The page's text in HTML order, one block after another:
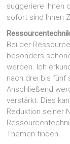
suggeriere Ihnen
sofort sind Ihnen
Bei der
besonders
werden. Ich
nach drei bis fünf
Anschließend
verstärkt. Dies
Reduktion seiner
Themen finden.